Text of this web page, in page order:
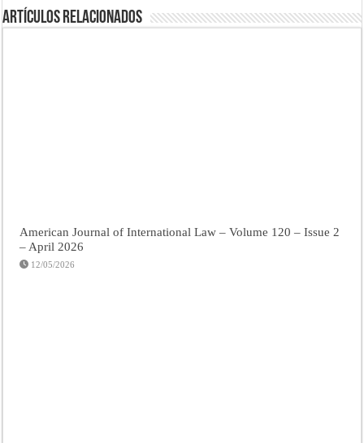
Artículos Relacionados
American Journal of International Law – Volume 120 – Issue 2
– April 2026
12/05/2026